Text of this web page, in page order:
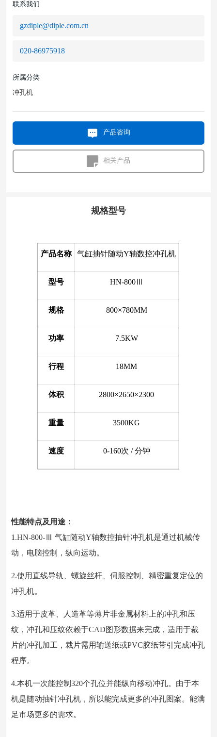
规格型号
产品名称 气缸抽针随动Y轴数控冲孔机
型号 HN-800Ⅲ
规格 800×780MM
功率 7.5KW
行程 18MM
体积 2800×2650×2300
重量 3500KG
速度 0-160次 / 分钟
性能特点及用途：
1.HN-800-Ⅲ 气缸随动Y轴数控抽针冲孔机是通过机械传
动，电脑控制，纵向运动。
2.使用直线导轨、螺旋丝杆、伺服控制、精密重复定位的
冲孔机。
3.适用于皮革、人造革等薄片非金属材料上的冲孔和压
纹，冲孔和压纹依赖于CAD图形数据来完成，适用于裁
片的冲孔加工，裁片需用输送纸或PVC胶纸带引完成冲孔
程序。
4.本机一次能控制320个孔位并能纵向移动冲孔。由于本
机是随动抽针冲孔机，所以能完成更多的冲孔图案。能满
足市场更多的需求。
联系我们
gzdiple@diple.com.cn
020-86975918
所属分类
冲孔机
产品咨询
相关产品